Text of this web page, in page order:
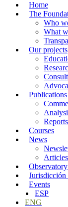
Home
The
Who
What
Our projects
Publications
Reports
Courses
News
Articles
Events
ESP
ENG